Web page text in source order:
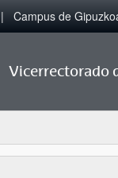
Campus de
Vicerrectorado